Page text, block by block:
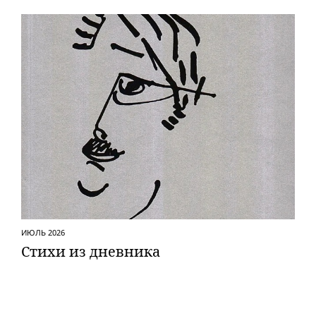
ИЮЛЬ 2026
Стихи из дневника